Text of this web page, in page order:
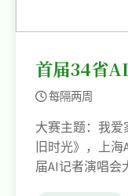
首届34省
每隔两周
大赛主题：我
旧时光》，上
届AI记者演唱会